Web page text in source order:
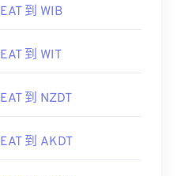
EAT 到 WIB
EAT 到 WIT
EAT 到 NZDT
EAT 到 AKDT